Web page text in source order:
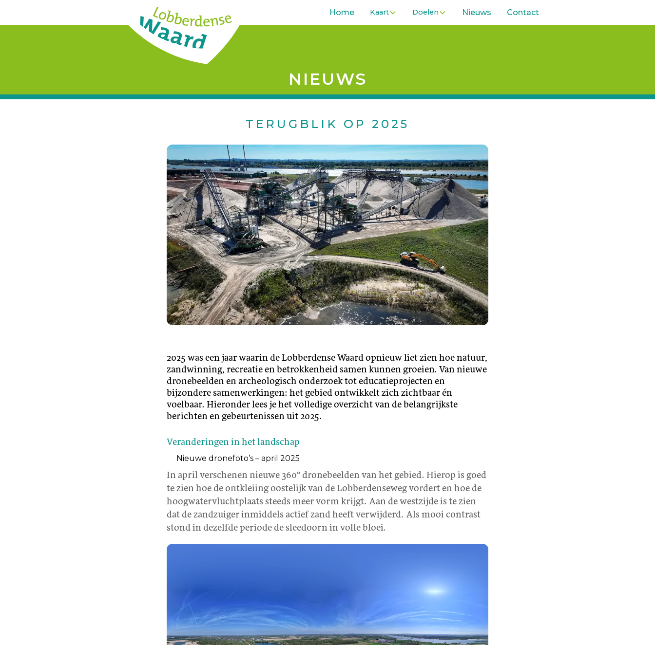
Home Kaart Doelen Nieuws Contact
NIEUWS
TERUGBLIK OP 2025
2025 was een jaar waarin de Lobberdense Waard opnieuw liet zien hoe natuur,
zandwinning, recreatie en betrokkenheid samen kunnen groeien. Van nieuwe
dronebeelden en archeologisch onderzoek tot educatieprojecten en
bijzondere samenwerkingen: het gebied ontwikkelt zich zichtbaar én
voelbaar. Hieronder lees je het volledige overzicht van de belangrijkste
berichten en gebeurtenissen uit 2025.
Veranderingen in het landschap
Nieuwe dronefoto’s – april 2025
In april verschenen nieuwe 360° dronebeelden van het gebied. Hierop is goed
te zien hoe de ontkleiing oostelijk van de Lobberdenseweg vordert en hoe de
hoogwatervluchtplaats steeds meer vorm krijgt. Aan de westzijde is te zien
dat de zandzuiger inmiddels actief zand heeft verwijderd. Als mooi contrast
stond in dezelfde periode de sleedoorn in volle bloei.